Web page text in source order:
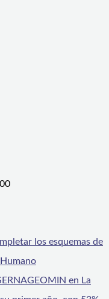
los esquemas de
en La